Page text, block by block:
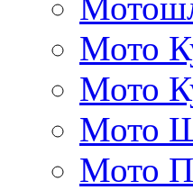
Мото
Мото
Мото
Мото